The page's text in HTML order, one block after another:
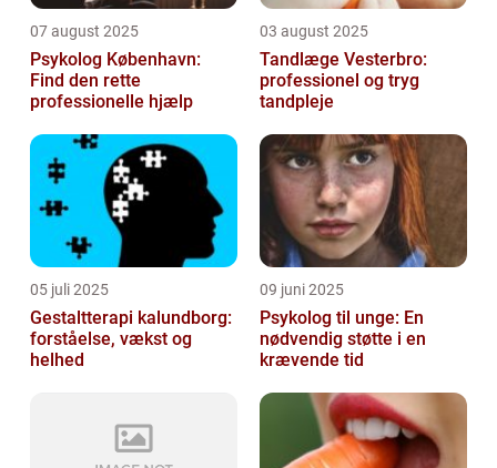
07 august 2025
Psykolog København:
Find den rette
professionelle hjælp
03 august 2025
Tandlæge Vesterbro:
professionel og tryg
tandpleje
05 juli 2025
Gestaltterapi kalundborg:
forståelse, vækst og
helhed
09 juni 2025
Psykolog til unge: En
nødvendig støtte i en
krævende tid